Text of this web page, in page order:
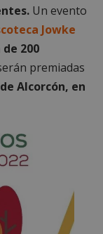
Un evento
Jowke
200
premiadas
Alcorcón, en